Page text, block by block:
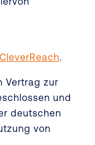
CleverReach.
Vertrag zur
und
deutschen
von